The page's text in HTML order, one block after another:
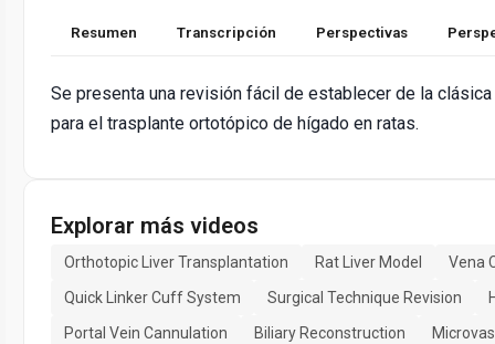
Resumen Transcripción Perspectivas
Se presenta una revisión fácil de establecer de la
para el trasplante ortotópico de hígado en ratas.
Explorar más videos
Orthotopic Liver Transplantation Rat Liver Model
Vena
Quick Linker Cuff System
Surgical Technique Revision
Portal Vein Cannulation
Biliary Reconstruction